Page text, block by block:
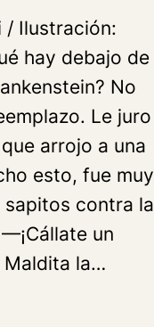
/ Ilustración:
hay debajo de
No
Le juro
arrojo a una
esto, fue muy
contra la
un
Maldita la…